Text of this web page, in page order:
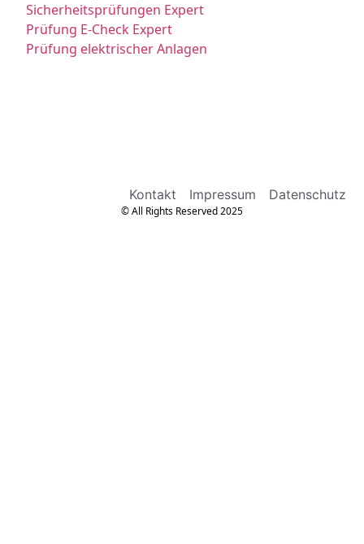
Sicherheitsprüfungen Expert
Prüfung E-Check Expert
Prüfung elektrischer Anlagen
Kontakt Impressum Datenschutz
© All Rights Reserved 2025